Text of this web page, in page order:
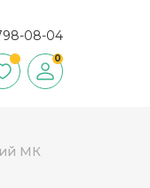
08-04
0
МК